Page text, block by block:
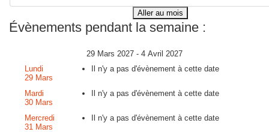
Aller au mois
Évènements pendant la semaine :
29 Mars 2027 - 4 Avril 2027
Lundi
29 Mars
Il n'y a pas d'évènement à cette date
Mardi
30 Mars
Il n'y a pas d'évènement à cette date
Mercredi
31 Mars
Il n'y a pas d'évènement à cette date